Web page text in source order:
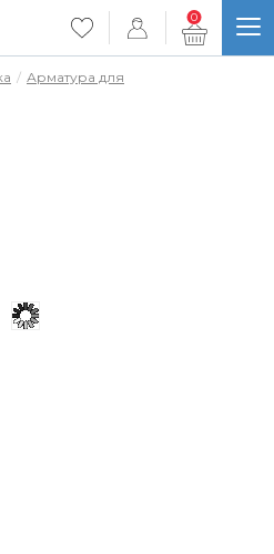
0
Арматура для